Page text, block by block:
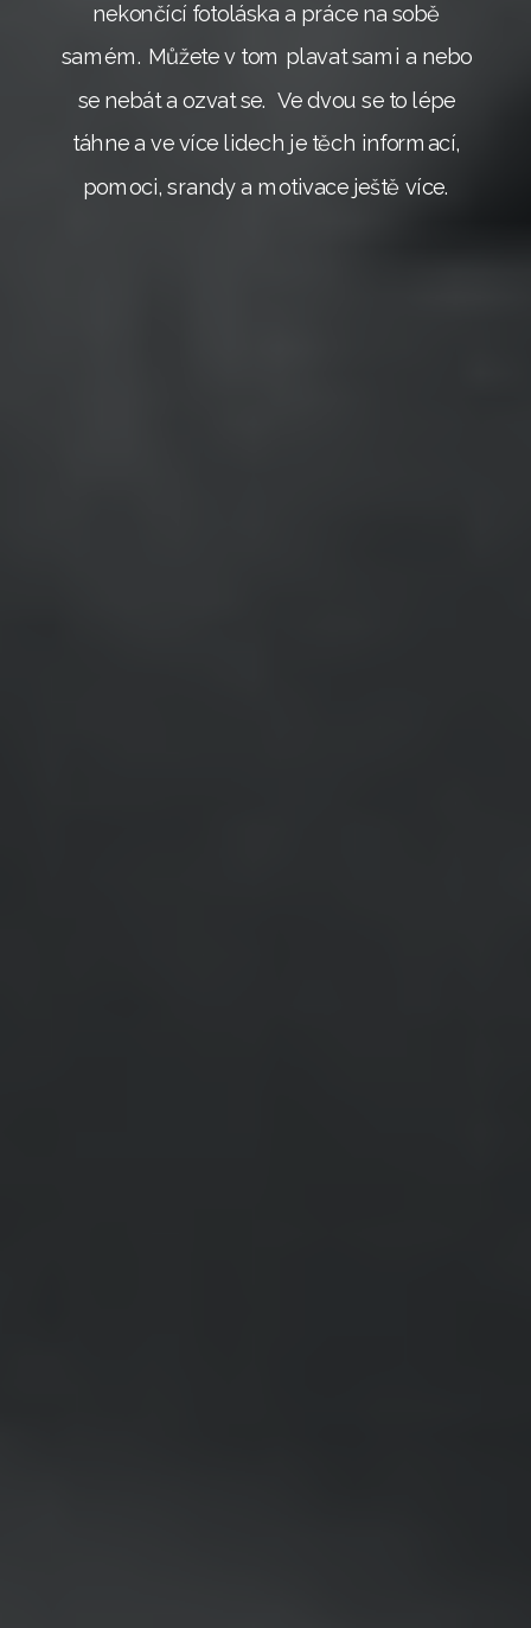
nekončící fotoláska a práce na sobě
samém. Můžete v tom plavat sami a nebo
se nebát a ozvat se. Ve dvou se to lépe
táhne a ve více lidech je těch informací,
pomoci, srandy a motivace ještě více.